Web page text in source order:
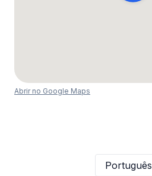
Abrir no Google Maps